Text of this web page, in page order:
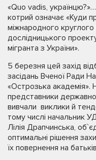
«Quo vadis,
котрий означає «Куди
міжнародного
дослідницького
мігранта з України».
5 березня цей захід
засідань Вченої Ради
«Острозька академія».
представники
вивчали виклики й
тому числі начальник
Лілія Драпчинська,
оптимальні рішення
їх повернення на